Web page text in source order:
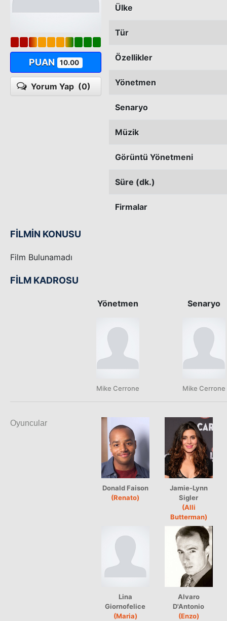
PUAN 10.00
Yorum Yap (0)
Ülke
Tür
Özellikler
Yönetmen
Senaryo
Müzik
Görüntü Yönetmeni
Süre (dk.)
Firmalar
FİLMİN KONUSU
Film Bulunamadı
FİLM KADROSU
Yönetmen
Mike Cerrone
Senaryo
Mike Cerrone
Oyuncular
Donald Faison
(Renato)
Jamie-Lynn
Sigler
(Alli
Butterman)
Lina
Giornofelice
(Maria)
Alvaro
D'Antonio
(Enzo)